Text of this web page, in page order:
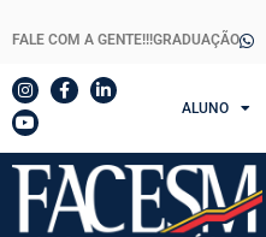
FALE COM A GENTE!!!GRADUAÇÃO
ALUNO